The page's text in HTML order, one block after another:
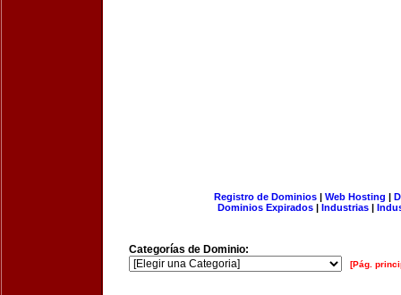
Registro de Dominios| Web Hosting |
Dominios Expirados | Industrias |
Categorías de Dominio:
[Pág.